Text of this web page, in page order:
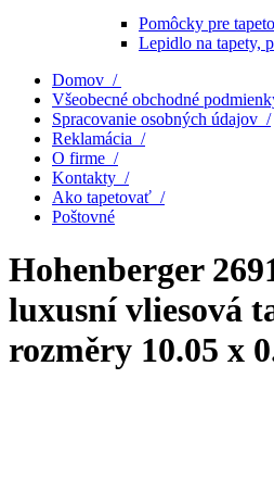
Pomôcky pre
Lepidlo na tapety,
Domov /
Všeobecné obchodné
Spracovanie osobných údajov /
Reklamácia /
O firme /
Kontakty /
Ako tapetovať /
Poštovné
Hohenberger
luxusní vliesová
rozměry 10.05 x